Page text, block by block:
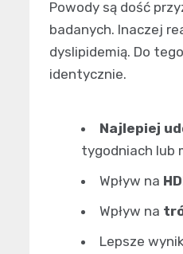
Powody są dość
badanych. Inaczej
dyslipidemią. Do
identycznie.
Najlepiej
tygodniach lub
Wpływ na
Wpływ na
Lepsze